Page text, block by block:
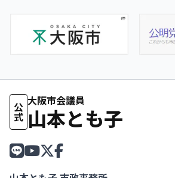
公式
大阪市会議員
山本とも子